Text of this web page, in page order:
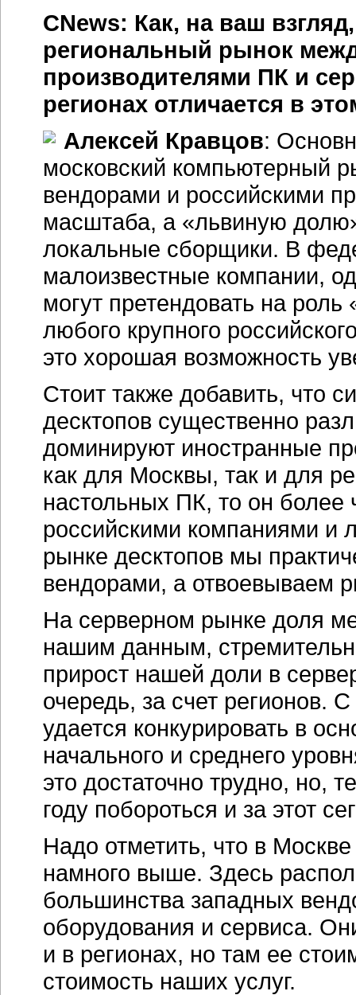
CNews: Как, на ваш
региональный рынок
производителями ПК и
регионах отличается в
Алексей Кравцов:
московский компьютерный
вендорами и российскими
масштаба, а «львиную
локальные сборщики. В
малоизвестные компании,
могут претендовать на
любого крупного
это хорошая возможность
Стоит также добавить, что
десктопов существенно
доминируют иностранные
как для Москвы, так и для
настольных ПК, то он более
российскими компаниями и
рынке десктопов мы
вендорами, а отвоевываем
На серверном рынке доля
нашим данным,
прирост нашей доли в
очередь, за счет регионов.
удается конкурировать в
начального и среднего
это достаточно трудно,
году побороться и за этот
Надо отметить, что в
намного выше. Здесь
большинства западных
оборудования и сервиса.
и в регионах, но там ее
стоимость наших услуг.